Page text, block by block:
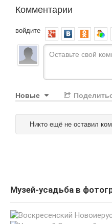
Комментарии
войдите
Новые
Никто ещё не оставил
Музей-усадьба в